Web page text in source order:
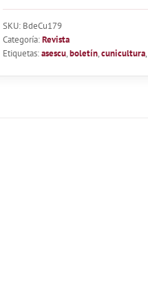
Nº179
cantidad
SKU: BdeCu179
Categoría:Revista
Etiquetas:asescu,boletín,cunicultura,